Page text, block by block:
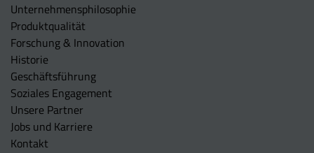
Unternehmens­philosophie
Produktqualität
Forschung & Innovation
Historie
Geschäftsführung
Soziales Engagement
Unsere Partner
Jobs und Karriere
Kontakt